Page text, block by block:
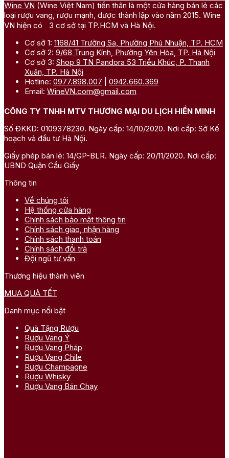
Wine VN (Wine Việt Nam) tiền thân là một cửa hàng bán lẻ các
loại rượu vang, rượu mạnh, được thành lập vào năm 2015. Wine
VN hiện có 3 cơ sở tại TP.HCM và Hà Nội.
Cơ sở 1: 1168/41 Trường Sa, Phường Phú Nhuận, TP. HCM
Cơ sở 2: 9/68 Trung Kính, Phường Yên Hòa, TP. Hà Nội
Cơ sở 3: Shop 9 TN Pandora 53 Triều Khúc, P. Thanh
Xuân, TP. Hà Nội
Hotline: 0977.898.007
0942.660.369
Email: WineVN.com@gmail.com
CÔNG TY TNHH MTV THƯƠNG MẠI DU LỊCH HIỀN MINH
Số ĐKKD: 0109378230. Ngày cấp: 14/10/2020. Nơi cấp: Sở Kế
hoạch và đầu tư Hà Nội.
Giấy phép bán lẻ: 14/GP-BLR. Ngày cấp: 20/11/2020. Nơi cấp:
UBND Quận Cầu Giấy
Thông tin
Về chúng tôi
Hệ thống cửa hàng
Chính sách bảo mật thông tin
Chính sách giao, nhận hàng
Chính sách thanh toán
Chính sách đổi trả
Đội ngũ tư vấn
Thương hiệu thành viên
MUA QUÀ TẾT
Danh mục nổi bật
Quà Tặng Rượu
Rượu Vang Ý
Rượu Vang Pháp
Rượu Vang Chile
Rượu Champagne
Rượu Whisky
Rượu Vang Bán Chạy